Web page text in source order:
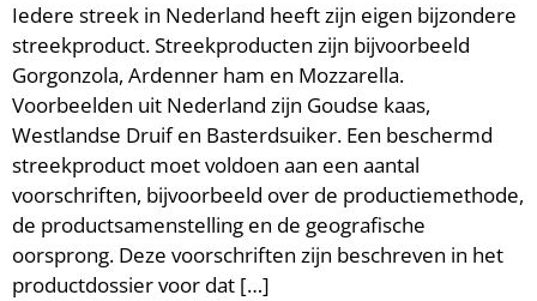
Iedere streek in Nederland heeft zijn eigen bijzondere
streekproduct. Streekproducten zijn bijvoorbeeld
Gorgonzola, Ardenner ham en Mozzarella.
Voorbeelden uit Nederland zijn Goudse kaas,
Westlandse Druif en Basterdsuiker. Een beschermd
streekproduct moet voldoen aan een aantal
voorschriften, bijvoorbeeld over de productiemethode,
de productsamenstelling en de geografische
oorsprong. Deze voorschriften zijn beschreven in het
productdossier voor dat […]